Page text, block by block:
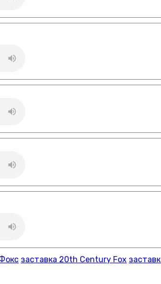
заставка 20th Century Fox